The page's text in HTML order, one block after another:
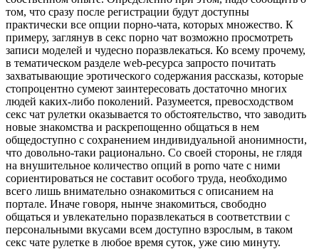
том, что сразу после регистрации будут доступны
практически все опции порно-чата, которых множество. К
примеру, заглянув в секс порно чат возможно просмотреть
записи моделей и чудесно поразвлекаться. Ко всему прочему,
в тематическом разделе web-ресурса запросто почитать
захватывающие эротического содержания рассказы, которые
стопроцентно сумеют заинтересовать достаточно многих
людей каких-либо поколений. Разумеется, превосходством
секс чат рулетки оказывается то обстоятельство, что заводить
новые знакомства и раскрепощенно общаться в нем
общедоступно с сохранением индивидуальной анонимности,
что довольно-таки рационально. Со своей стороны, не глядя
на внушительное количество опций в porno чате с ними
сориентироваться не составит особого труда, необходимо
всего лишь внимательно ознакомиться с описанием на
портале. Иначе говоря, нынче знакомиться, свободно
общаться и увлекательно поразвлекаться в соответствии с
персональными вкусами всем доступно взрослым, в таком
секс чате рулетке в любое время суток, уже сию минуту.